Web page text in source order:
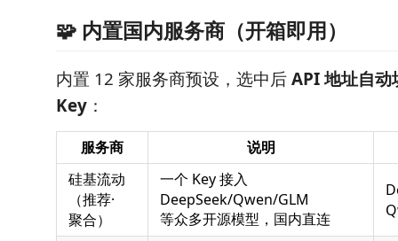
🧩 内置国内服务商（开箱即用）
内置 12 家服务商预设，选中后API 地址自动
Key ：
服务商
说明
硅基流动
（推荐·
聚合）
一个 Key 接入
DeepSeek/Qwen/GLM
等众多开源模型，国内直连